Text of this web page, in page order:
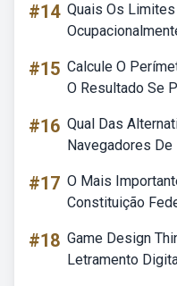
#14 Quais Os
#15 Calcule O
O Resultado Se
#16 Qual Das
Navegadores De
#17 O Mais
Constituição
#18 Game Design
Letramento